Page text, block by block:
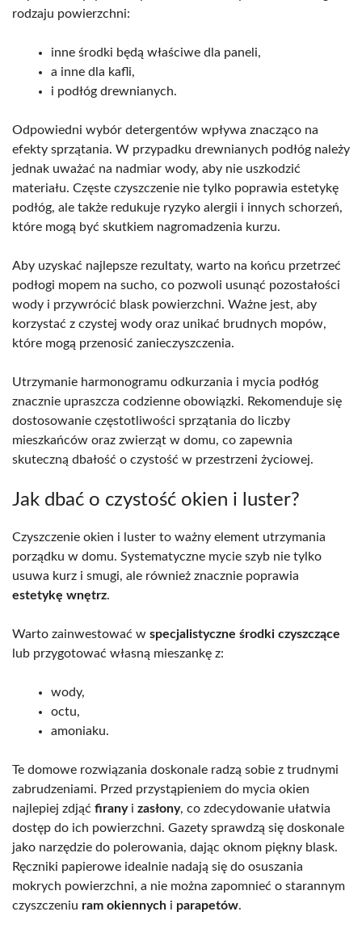
rodzaju powierzchni:
inne środki będą właściwe dla paneli,
a inne dla kafli,
i podłóg drewnianych.
Odpowiedni wybór detergentów wpływa znacząco na
efekty sprzątania. W przypadku drewnianych podłóg należy
jednak uważać na nadmiar wody, aby nie uszkodzić
materiału. Częste czyszczenie nie tylko poprawia estetykę
podłóg, ale także redukuje ryzyko alergii i innych schorzeń,
które mogą być skutkiem nagromadzenia kurzu.
Aby uzyskać najlepsze rezultaty, warto na końcu przetrzeć
podłogi mopem na sucho, co pozwoli usunąć pozostałości
wody i przywrócić blask powierzchni. Ważne jest, aby
korzystać z czystej wody oraz unikać brudnych mopów,
które mogą przenosić zanieczyszczenia.
Utrzymanie harmonogramu odkurzania i mycia podłóg
znacznie upraszcza codzienne obowiązki. Rekomenduje się
dostosowanie częstotliwości sprzątania do liczby
mieszkańców oraz zwierząt w domu, co zapewnia
skuteczną dbałość o czystość w przestrzeni życiowej.
Jak dbać o czystość okien i luster?
Czyszczenie okien i luster to ważny element utrzymania
porządku w domu. Systematyczne mycie szyb nie tylko
usuwa kurz i smugi, ale również znacznie poprawia
estetykę wnętrz.
Warto zainwestować w specjalistyczne środki czyszczące
lub przygotować własną mieszankę z:
wody,
octu,
amoniaku.
Te domowe rozwiązania doskonale radzą sobie z trudnymi
zabrudzeniami. Przed przystąpieniem do mycia okien
najlepiej zdjąć firanyi zasłony, co zdecydowanie ułatwia
dostęp do ich powierzchni. Gazety sprawdzą się doskonale
jako narzędzie do polerowania, dając oknom piękny blask.
Ręczniki papierowe idealnie nadają się do osuszania
mokrych powierzchni, a nie można zapomnieć o starannym
czyszczeniu ram okiennych i parapetów.